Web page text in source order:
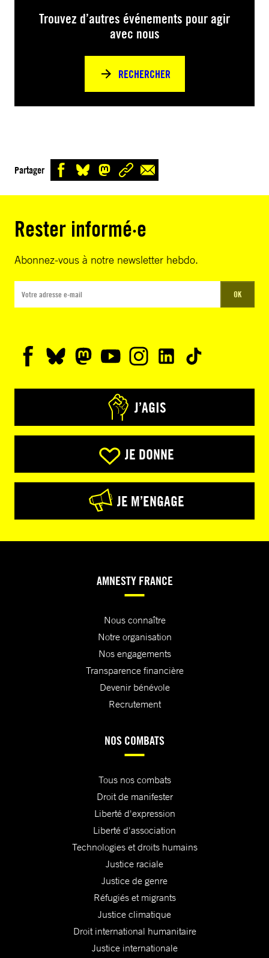
Trouvez d’autres événements pour agir
avec nous
RECHERCHER
Partager
Rester informé·e
Abonnez-vous à notre newsletter hebdo.
OK
J’AGIS
JE DONNE
JE M’ENGAGE
AMNESTY FRANCE
Nous connaître
Notre organisation
Nos engagements
Transparence financière
Devenir bénévole
Recrutement
NOS COMBATS
Tous nos combats
Droit de manifester
Liberté d'expression
Liberté d'association
Technologies et droits humains
Justice raciale
Justice de genre
Réfugiés et migrants
Justice climatique
Droit international humanitaire
Justice internationale